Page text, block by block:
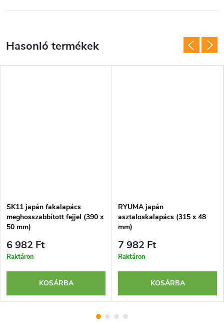
SK11 japán fakalapács
meghosszabbított fejjel (390 x
50 mm)
6 982 Ft
Raktáron
KOSÁRBA
RYUMA japán
asztaloskalapács (315 x 48
mm)
7 982 Ft
Raktáron
KOSÁRBA